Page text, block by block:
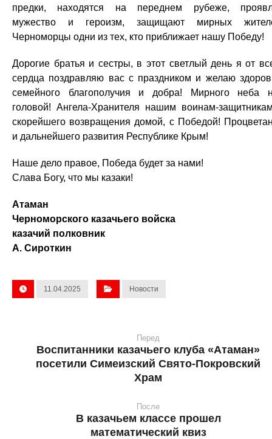
предки, находятся на переднем рубеже,
мужество и героизм, защищают мирных
Черноморцы одни из тех, кто приближает нашу Победу!
Дорогие братья и сестры, в этот светлый день я от
сердца поздравляю вас с праздником и желаю
семейного благополучия и добра! Мирного неба
головой! Ангела-Хранителя нашим воинам-
скорейшего возвращения домой, с Победой!
и дальнейшего развития Республике Крым!
Наше дело правое, Победа будет за нами!
Слава Богу, что мы казаки!
Атаман
Черноморского казачьего войска
казачий полковник
А. Сироткин
11.04.2025 Новости
Перед
Воспитанники казачьего клуба «Атаман»
посетили Симеизский Свято-Покровский
Храм
После
В казачьем классе прошел
математический квиз